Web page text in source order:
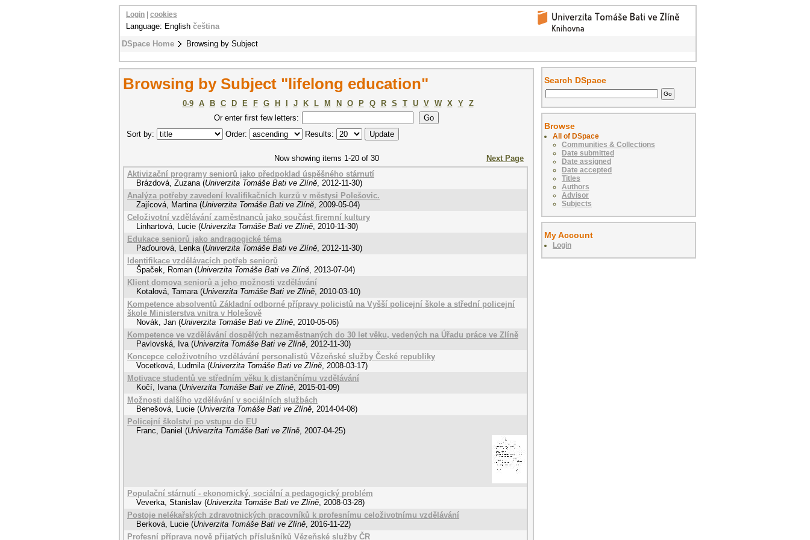
DSpace Home Browsing by Subject
Login cookies
Language: English čeština
Browsing by Subject "lifelong education"
0-9 A B C D E F G H J K L M N O P Q R S T U V W X Y
Z
Or enter first few letters:
Sort by:
Order: Results:
Now showing items 1-20 of 30
Next Page
Aktivizační programy seniorů jako předpoklad úspěšného stárnutí
Brázdová, Zuzana (Univerzita Tomáše Bati ve Zlíně, 2012-11-30)
Analýza potřeby zavedení kvalifikačních kurzů v městysi Polešovic.
Zajícová, Martina (Univerzita Tomáše Bati ve Zlíně, 2009-05-04)
Celoživotní vzdělávání zaměstnanců jako součást firemní kultury
Linhartová, Lucie (Univerzita Tomáše Bati ve Zlíně, 2010-11-30)
Edukace seniorů jako andragogické téma
Paďourová, Lenka (Univerzita Tomáše Bati ve Zlíně, 2012-11-30)
Identifikace vzdělávacích potřeb seniorů
Špaček, Roman (Univerzita Tomáše Bati ve Zlíně, 2013-07-04)
Klient domova seniorů a jeho možnosti vzdělávání
Kotalová, Tamara (Univerzita Tomáše Bati ve Zlíně, 2010-03-10)
Kompetence absolventů Základní odborné přípravy policistů na Vyšší policejní škole a střední policejní
škole Ministerstva vnitra v Holešově
Novák, Jan (Univerzita Tomáše Bati ve Zlíně, 2010-05-06)
Kompetence ve vzdělávání dospělých nezaměstnaných do 30 let věku, vedených na Úřadu práce ve Zlíně
Pavlovská, Iva (Univerzita Tomáše Bati ve Zlíně, 2012-11-30)
Koncepce celoživotního vzdělávání personalistů Vězeňské služby České republiky
Vocetková, Ludmila (Univerzita Tomáše Bati ve Zlíně, 2008-03-17)
Motivace studentů ve středním věku k distančnímu vzdělávání
Kočí, Ivana (Univerzita Tomáše Bati ve Zlíně, 2015-01-09)
Možnosti dalšího vzdělávání v sociálních službách
Benešová, Lucie (Univerzita Tomáše Bati ve Zlíně, 2014-04-08)
Policejní školství po vstupu do EU
Franc, Daniel (Univerzita Tomáše Bati ve Zlíně, 2007-04-25)
Populační stárnutí - ekonomický, sociální a pedagogický problém
Veverka, Stanislav (Univerzita Tomáše Bati ve Zlíně, 2008-03-28)
Postoje nelékařských zdravotnických pracovníků k profesnímu celoživotnímu vzdělávání
Berková, Lucie (Univerzita Tomáše Bati ve Zlíně, 2016-11-22)
Profesní příprava nově přijatých příslušníků Vězeňské služby ČR
Search DSpace
Browse
All of DSpace
Communities & Collections
Date submitted
Date assigned
Date accepted
Titles
Authors
Advisor
Subjects
My Account
Login